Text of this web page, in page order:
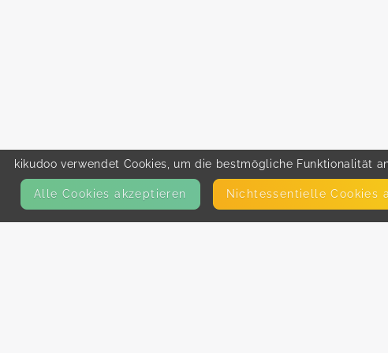
kikudoo verwendet Cookies, um die bestmögliche Funktionalität
Alle Cookies akzeptieren Nicht­essentielle Cookies